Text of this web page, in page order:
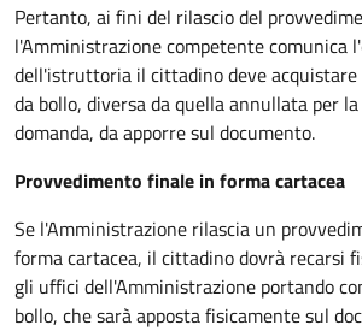
Pertanto, ai fini del rilascio del
l'Amministrazione competente comunica
dell'istruttoria il cittadino deve
da bollo, diversa da quella annullata per
domanda, da apporre sul documento.
Provvedimento finale in forma cartacea
Se l'Amministrazione rilascia un
forma cartacea, il cittadino dovrà recarsi
gli uffici dell'Amministrazione portando
bollo, che sarà apposta fisicamente sul